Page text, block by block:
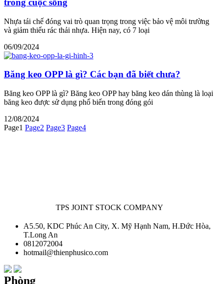
trong cuộc sống
Nhựa tái chế đóng vai trò quan trọng trong việc bảo vệ môi trường
và giảm thiểu rác thải nhựa. Hiện nay, có 7 loại
06/09/2024
Băng keo OPP là gì? Các bạn đã biết chưa?
Băng keo OPP là gì? Băng keo OPP hay băng keo dán thùng là loại
băng keo được sử dụng phổ biến trong đóng gói
12/08/2024
Page1 Page2 Page3 Page4
TPS JOINT STOCK COMPANY
A5.50, KDC Phúc An City, X. Mỹ Hạnh Nam, H.Đức Hòa,
T.Long An
0812072004
hotmail@thienphusico.com
Phòng